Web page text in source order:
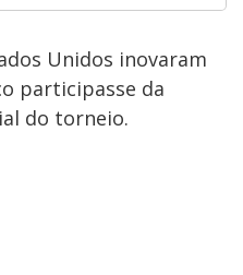
Unidos inovaram
participasse da
do torneio.